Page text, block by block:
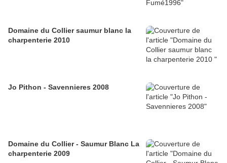
Domaine du Collier saumur blanc la
charpenterie 2010
Jo Pithon - Savennieres 2008
Domaine du Collier - Saumur Blanc La
charpenterie 2009